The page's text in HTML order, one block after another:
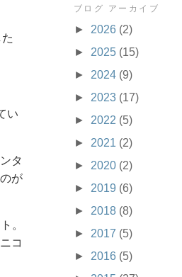
い
タ
が
。
コ
ブログ アーカイブ
► 2026 (2)
► 2025 (15)
► 2024 (9)
► 2023 (17)
► 2022 (5)
► 2021 (2)
► 2020 (2)
► 2019 (6)
► 2018 (8)
► 2017 (5)
► 2016 (5)